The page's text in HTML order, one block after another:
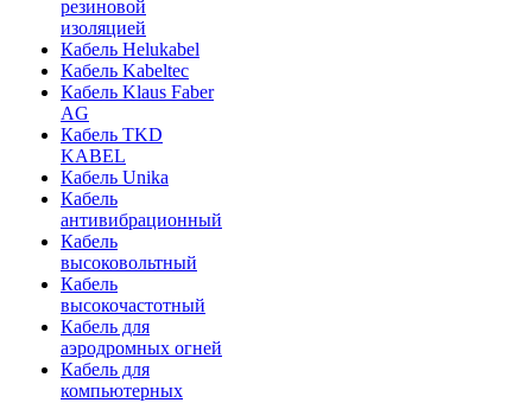
резиновой
изоляцией
Кабель Helukabel
Кабель Kabeltec
Кабель Klaus Faber
AG
Кабель TKD
KABEL
Кабель Unika
Кабель
антивибрационный
Кабель
высоковольтный
Кабель
высокочастотный
Кабель для
аэродромных огней
Кабель для
компьютерных